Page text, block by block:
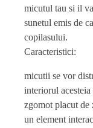
micutul tau si il
sunetul emis de
copilasului.
Caracteristici:
micutii se vor
interiorul
zgomot placut de
un element